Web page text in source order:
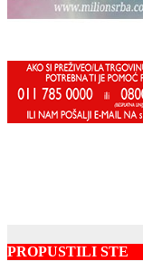
PROPUSTILI STE